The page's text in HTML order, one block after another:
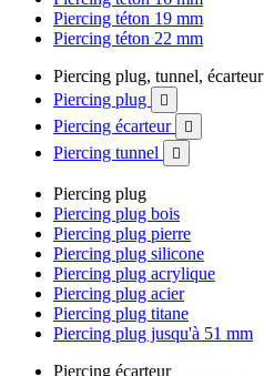
Piercing téton 19 mm
Piercing téton 22 mm
Piercing plug, tunnel, écarteur
Piercing plug

Piercing écarteur 
Piercing tunnel 
Piercing plug
Piercing plug bois
Piercing plug pierre
Piercing plug silicone
Piercing plug acrylique
Piercing plug acier
Piercing plug titane
Piercing plug jusqu'à 51 mm
Piercing écarteur